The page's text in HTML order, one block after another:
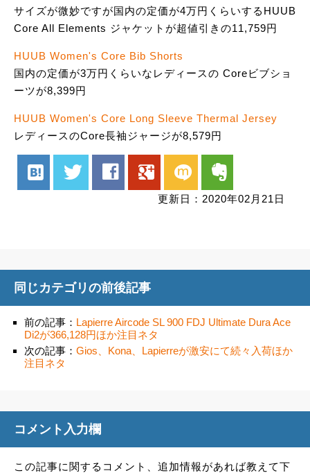
サイズが微妙ですが国内の定価が4万円くらいするHUUB
Core All Elements ジャケットが超値引きの11,759円
HUUB Women's Core Bib Shorts
国内の定価が3万円くらいなレディースの Coreビブショ
ーツが8,399円
HUUB Women's Core Long Sleeve Thermal Jersey
レディースのCore長袖ジャージが8,579円
hatenabookmark twitter facebook google mixi evernote
更新日：2020年02月21日
同じカテゴリの前後記事
前の記事： Lapierre Aircode SL 900 FDJ Ultimate Dura Ace
Di2が366,128円ほか注目ネタ
次の記事： Gios、Kona、Lapierreが激安にて続々入荷ほか
注目ネタ
コメント入力欄
この記事に関するコメント、追加情報があれば教えて下